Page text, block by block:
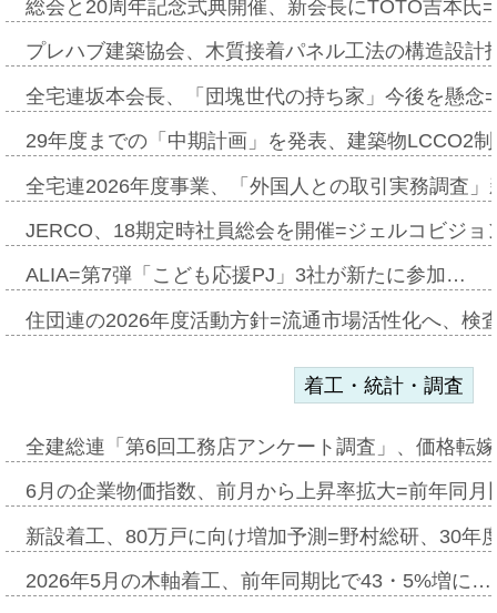
総会と20周年記念式典開催、新会長にTOTO吉本氏
プレハブ建築協会、木質接着パネル工法の構造設
全宅連坂本会長、「団塊世代の持ち家」今後を懸
29年度までの「中期計画」を発表、建築物LCCO2
全宅連2026年度事業、「外国人との取引実務調査
JERCO、18期定時社員総会を開催=ジェルコビジ
ALIA=第7弾「こども応援PJ」3社が新たに参加…
住団連の2026年度活動方針=流通市場活性化へ、検
着工・統計・調査
全建総連「第6回工務店アンケート調査」、価格転
6月の企業物価指数、前月から上昇率拡大=前年同
新設着工、80万戸に向け増加予測=野村総研、30年
2026年5月の木軸着工、前年同期比で43・5%増に…